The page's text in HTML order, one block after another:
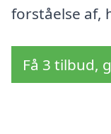
forståelse af,
Få 3 tilbud,